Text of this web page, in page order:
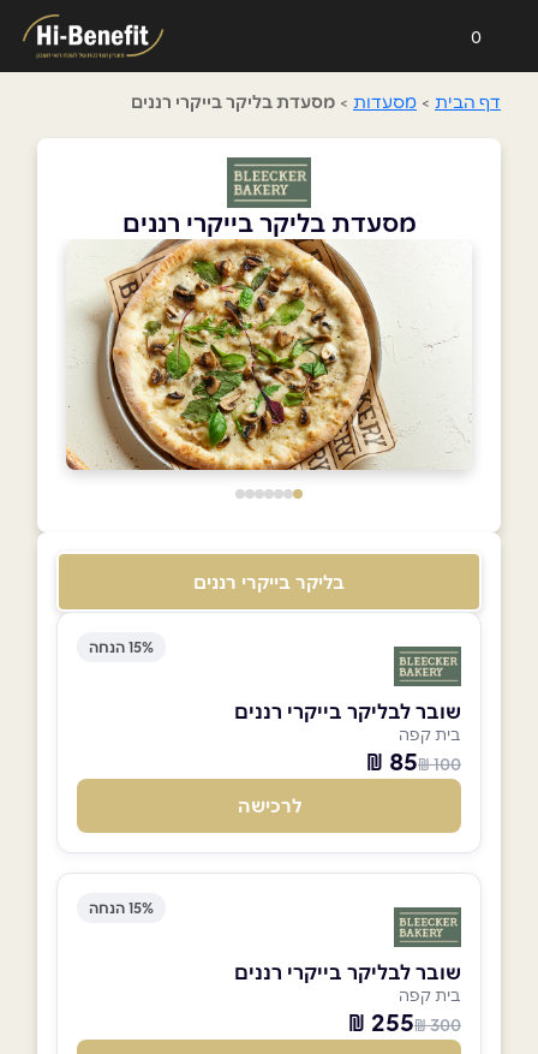
0
דף הבית > מסעדות > מסעדת בליקר בייקרי רננים
מסעדת בליקר בייקרי רננים
בליקר בייקרי רננים
15% הנחה
שובר לבליקר בייקרי רננים
בית קפה
100 ₪
85 ₪
לרכישה
15% הנחה
שובר לבליקר בייקרי רננים
בית קפה
300 ₪
255 ₪